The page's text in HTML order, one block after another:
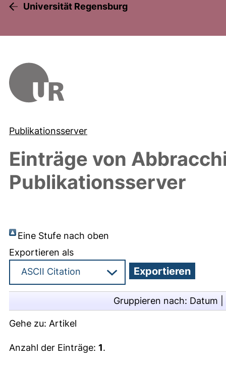
Universität Regensburg
Publikationsserver
Einträge von
Publikationsserver
Eine Stufe nach oben
Exportieren als
Gruppieren nach: Datum
Gehe zu: Artikel
Anzahl der Einträge: 1.